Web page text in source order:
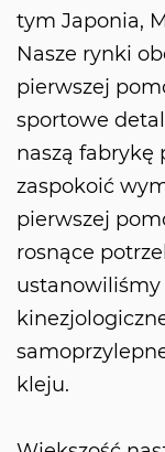
tym Japonia,
Nasze rynki
pierwszej
sportowe
naszą fabrykę
zaspokoić
pierwszej
rosnące
ustanowiliśmy
kleju.